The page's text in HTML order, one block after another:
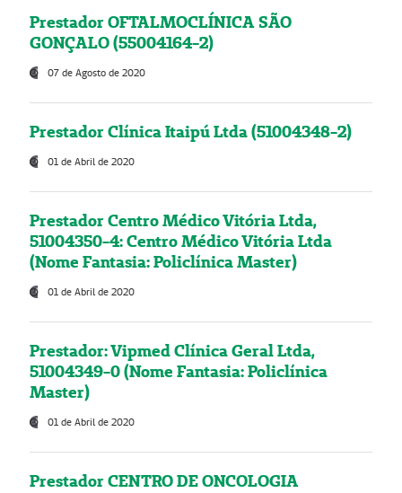
Prestador OFTALMOCLÍNICA SÃO
GONÇALO (55004164-2)
07 de Agosto de 2020
Prestador Clínica Itaipú Ltda (51004348-2)
01 de Abril de 2020
Prestador Centro Médico Vitória Ltda,
51004350-4: Centro Médico Vitória Ltda
(Nome Fantasia: Policlínica Master)
01 de Abril de 2020
Prestador: Vipmed Clínica Geral Ltda,
51004349-0 (Nome Fantasia: Policlínica
Master)
01 de Abril de 2020
Prestador CENTRO DE ONCOLOGIA